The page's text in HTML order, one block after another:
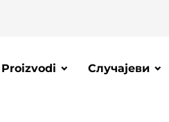
Proizvodi Случајеви